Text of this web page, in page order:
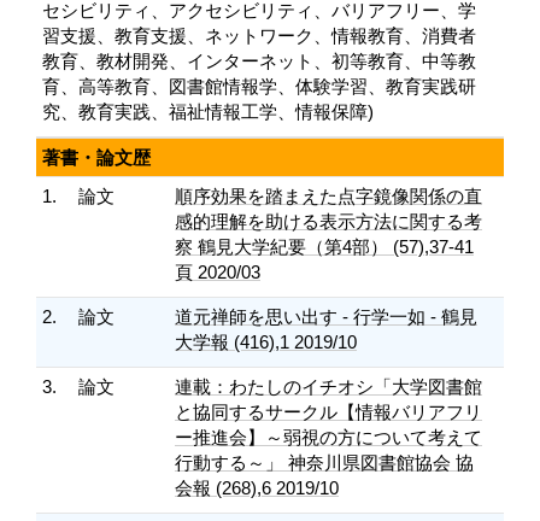
セシビリティ、アクセシビリティ、バリアフリー、学
習支援、教育支援、ネットワーク、情報教育、消費者
教育、教材開発、インターネット、初等教育、中等教
育、高等教育、図書館情報学、体験学習、教育実践研
究、教育実践、福祉情報工学、情報保障)
著書・論文歴
1.
論文
順序効果を踏まえた点字鏡像関係の直
感的理解を助ける表示方法に関する考
察 鶴見大学紀要（第4部） (57),37-41
頁 2020/03
2. 論文
道元禅師を思い出す - 行学一如 - 鶴見
大学報 (416),1 2019/10
3. 論文
連載：わたしのイチオシ「大学図書館
と協同するサークル【情報バリアフリ
ー推進会】～弱視の方について考えて
行動する～」 神奈川県図書館協会 協
会報 (268),6 2019/10